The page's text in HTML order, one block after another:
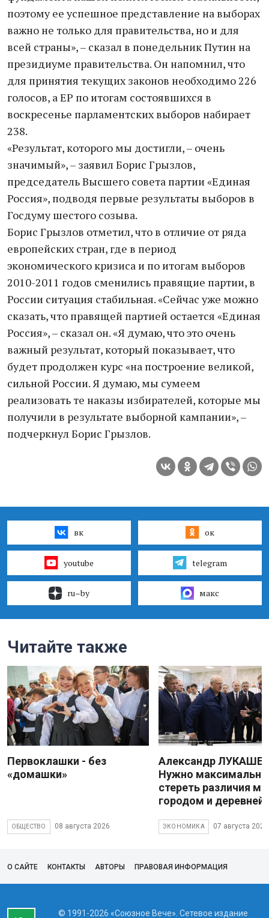
поэтому ее успешное представление на выборах
важно не только для правительства, но и для
всей страны», – сказал в понедельник Путин на
президиуме правительства. Он напомнил, что
для принятия текущих законов необходимо 226
голосов, а ЕР по итогам состоявшихся в
воскресенье парламентских выборов набирает
238.
«Результат, которого мы достигли, – очень
значимый», – заявил Борис Грызлов,
председатель Высшего совета партии «Единая
Россия», подводя первые результаты выборов в
Госдуму шестого созыва.
Борис Грызлов отметил, что в отличие от ряда
европейских стран, где в период
экономического кризиса и по итогам выборов
2010-2011 годов сменились правящие партии, в
России ситуация стабильная. «Сейчас уже можно
сказать, что правящей партией остается «Единая
Россия», – сказал он. «Я думаю, что это очень
важный результат, который показывает, что
будет продолжен курс «на построение великой,
сильной России. Я думаю, мы сумеем
реализовать те наказы избирателей, которые мы
получили в результате выборной кампании», –
подчеркнул Борис Грызлов.
вк ок
youtube telegram
ru–by макс
Читайте также
Первоклашки - без
«домашки»
ОБЩЕСТВО 08 августа 2026
Александр
Нужно максимально
стереть различия
городом и деревней
ЭКОНОМИКА 07 августа 2026
О САЙТЕ КОНТАКТЫ АВТОРЫ ПРАВОВАЯ ИНФОРМАЦИЯ
© 1991-2026 «Союзное Вече». Сетевое издание